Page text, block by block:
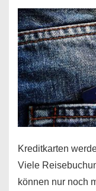
möglich
Kreditkarten
Viele
können nur noch